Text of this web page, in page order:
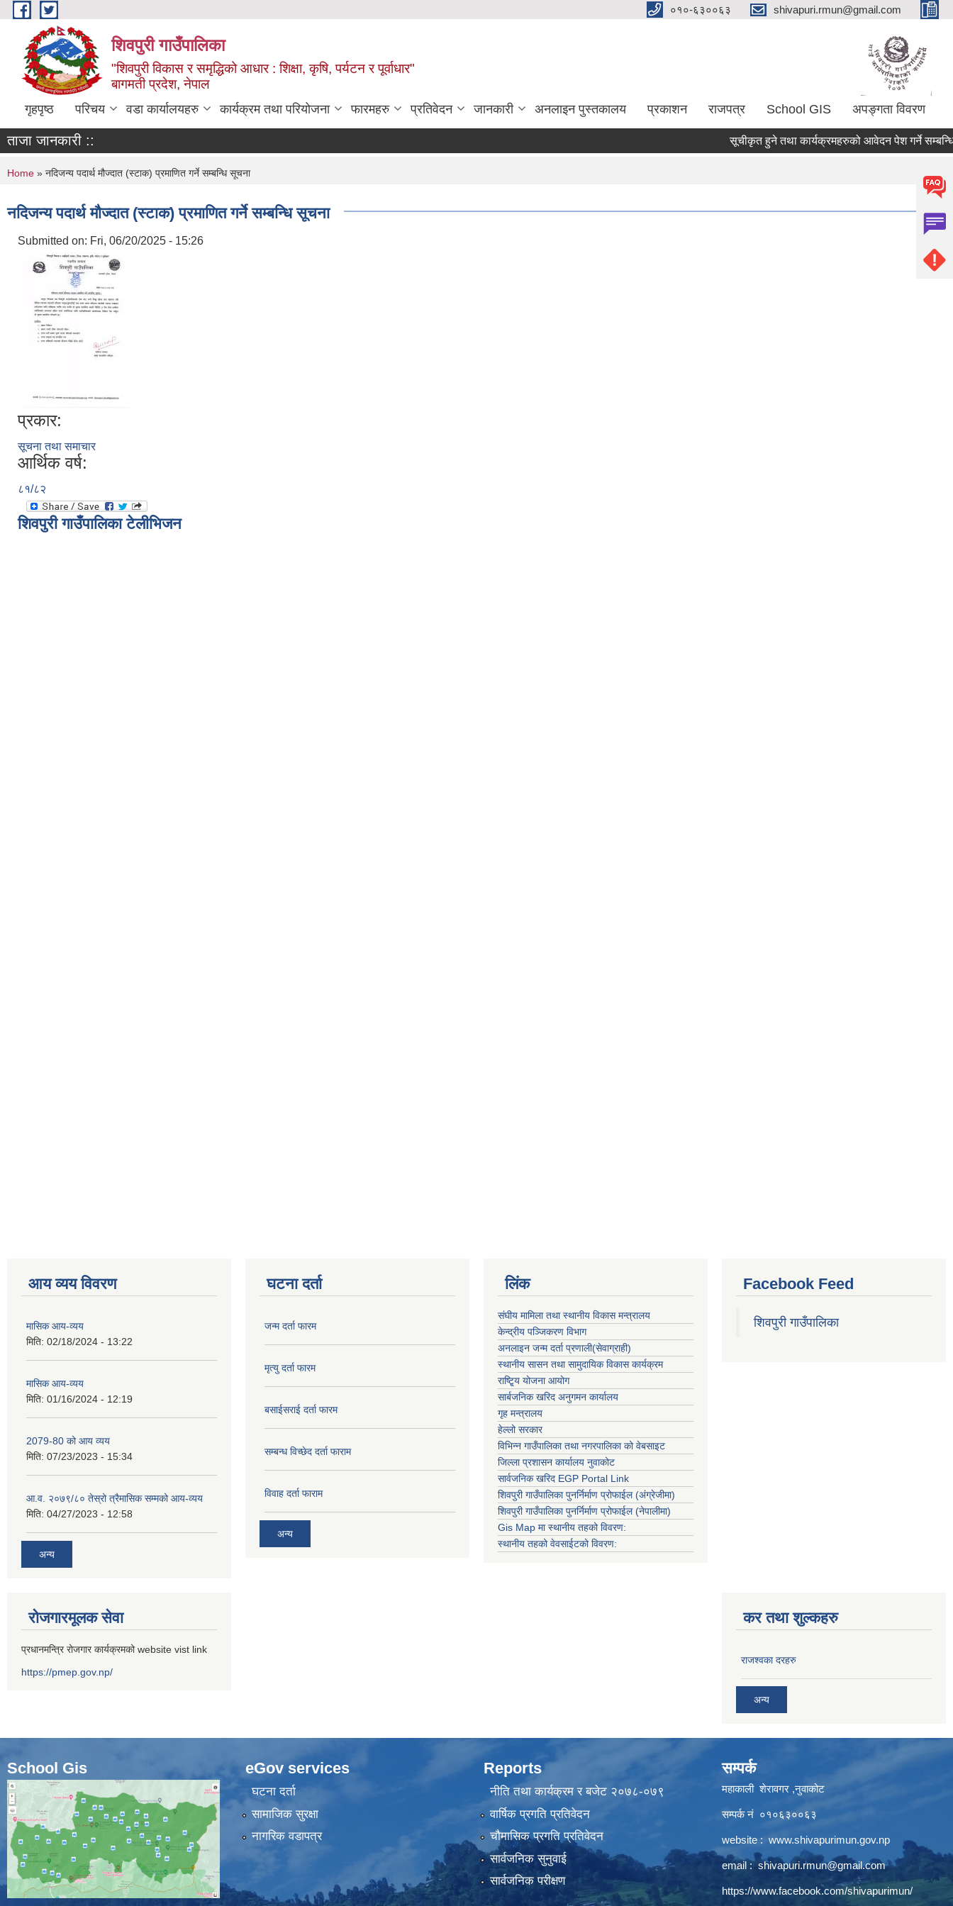
Skip to main content ०१०-६३००६३ shivapuri.rmun@gmail.com
शिवपुरी गाउँपालिका
"शिवपुरी विकास र समृद्धिको आधार : शिक्षा, कृषि, पर्यटन र पूर्वाधार"
बागमती प्रदेश, नेपाल
गृहपृष्ठ परिचय वडा कार्यालयहरु कार्यक्रम तथा परियोजना फारमहरु प्रतिवेदन जानकारी अनलाइन पुस्तकालय प्रकाशन राजपत्र School GIS अपङ्गता विवरण
ताजा जानकारी :: सूचीकृत हुने तथा कार्यक्रमहरुको आवेदन पेश गर्ने सम्बन्धि
You are here
Home » नदिजन्य पदार्थ मौज्दात (स्टाक) प्रमाणित गर्ने सम्बन्धि सूचना
नदिजन्य पदार्थ मौज्दात (स्टाक) प्रमाणित गर्ने सम्बन्धि सूचना
Submitted on: Fri, 06/20/2025 - 15:26
प्रकार:
सूचना तथा समाचार
आर्थिक वर्ष:
८१/८२
शिवपुरी गाउँपालिका टेलीभिजन
आय व्यय विवरण
मासिक आय-व्यय
मिति: 02/18/2024 - 13:22
मासिक आय-व्यय
मिति: 01/16/2024 - 12:19
2079-80 को आय व्यय
मिति: 07/23/2023 - 15:34
आ.व. २०७९/८० तेस्रो त्रैमासिक सम्मको आय-व्यय
मिति: 04/27/2023 - 12:58
अन्य
घटना दर्ता
जन्म दर्ता फारम
मृत्यु दर्ता फारम
बसाईसराई दर्ता फारम
सम्बन्ध विच्छेद दर्ता फाराम
विवाह दर्ता फाराम
अन्य
लिंक
संघीय मामिला तथा स्थानीय विकास मन्त्रालय
केन्द्रीय पञ्जिकरण विभाग
अनलाइन जन्म दर्ता प्रणाली(सेवाग्राही)
स्थानीय सासन तथा सामुदायिक विकास कार्यक्रम
राष्टि्ृय योजना आयोग
सार्बजनिक खरिद अनुगमन कार्यालय
गृह मन्त्रालय
हेल्लो सरकार
विभिन्न गाउँपालिका तथा नगरपालिका को वेबसाइट
जिल्ला प्रशासन कार्यालय नुवाकोट
सार्वजनिक खरिद EGP Portal Link
शिवपुरी गाउँपालिका पुनर्निर्माण प्रोफाईल (अंग्रेजीमा)
शिवपुरी गाउँपालिका पुनर्निर्माण प्रोफाईल (नेपालीमा)
Gis Map मा स्थानीय तहको विवरण:
स्थानीय तहको वेवसाईटको विवरण:
Facebook Feed
शिवपुरी गाउँपालिका
रोजगारमूलक सेवा
प्रधानमन्त्रि रोजगार कार्यक्रमको website vist link
https://pmep.gov.np/
कर तथा शुल्कहरु
राजश्वका दरहरु
अन्य
School Gis eGov services
घटना दर्ता
सामाजिक सुरक्षा
नागरिक वडापत्र
Reports
नीति तथा कार्यक्रम र बजेट २०७८-०७९
वार्षिक प्रगति प्रतिवेदन
चौमासिक प्रगति प्रतिवेदन
सार्वजनिक सुनुवाई
सार्वजनिक परीक्षण
सम्पर्क
महाकाली शेरावगर ,नुवाकोट
सम्पर्क नं ०१०६३००६३
website : www.shivapurimun.gov.np
email : shivapuri.rmun@gmail.com
https://www.facebook.com/shivapurimun/